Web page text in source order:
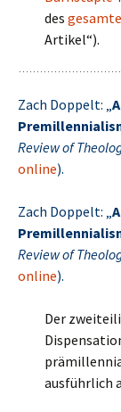
des
Artikel“).
Zach Doppelt: „
Review of
online).
Zach Doppelt: „
Review of
online).
Der
ausführlich